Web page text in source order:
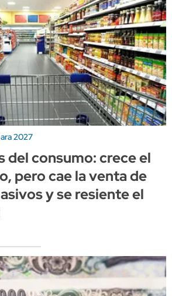
2027
del consumo: crece el
pero cae la venta de
y se resiente el